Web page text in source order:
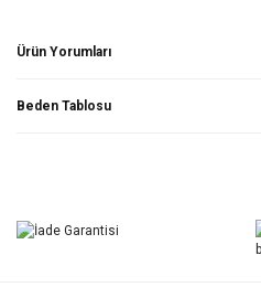
Ürün Yorumları
Beden Tablosu